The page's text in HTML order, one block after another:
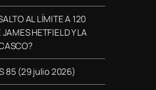
AL LÍMITE A 120
HETFIELD Y LA
85 (29 julio 2026)